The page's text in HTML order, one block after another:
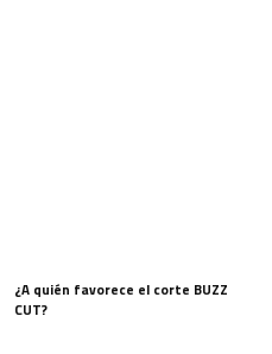
¿A quién favorece el corte BUZZ
CUT?